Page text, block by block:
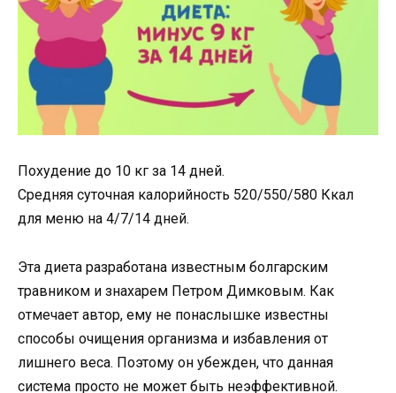
Похудение до 10 кг за 14 дней.
Средняя суточная калорийность 520/550/580 Ккал
для меню на 4/7/14 дней.
Эта диета разработана известным болгарским
травником и знахарем Петром Димковым. Как
отмечает автор, ему не понаслышке известны
способы очищения организма и избавления от
лишнего веса. Поэтому он убежден, что данная
система просто не может быть неэффективной.